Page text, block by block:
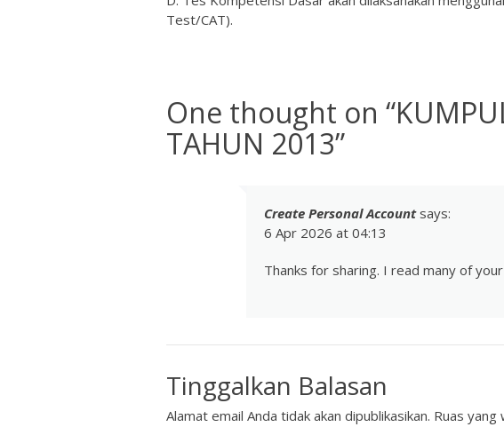
Test/CAT).
One thought on “
TAHUN 2013”
Create Personal Account says:
6 Apr 2026 at 04:13
Thanks for sharing. I read many of
Tinggalkan Balasan
Alamat email Anda tidak akan dipublikasikan. Ruas yang